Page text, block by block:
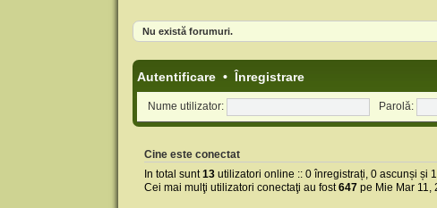
Nu există forumuri.
Autentificare• Înregistrare
Nume utilizator: Parolă:
Cine este conectat
In total sunt13utilizatori online :: 0 înregistrați, 0 ascunși și
Cei mai mulţi utilizatori conectaţi au fost647pe Mie Mar 11,